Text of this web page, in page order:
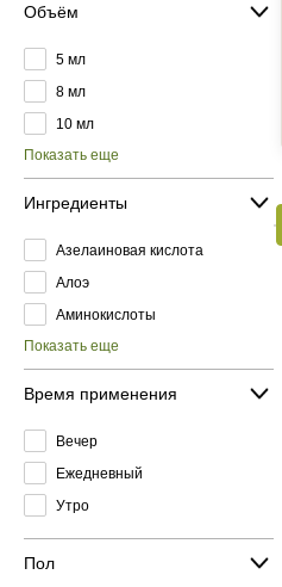
Объём
5 мл
8 мл
10 мл
Показать еще
Ингредиенты
Азелаиновая кислота
Алоэ
Аминокислоты
Показать еще
Время применения
Вечер
Ежедневный
Утро
Пол